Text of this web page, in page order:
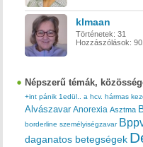
klmaan
Történetek: 31
Hozzászólások:
Népszerű témák,
+int pánik 1edül.. a hcv. hármas
Alvászavar Anorexia Asztma
borderline személyiségzavar
daganatos betegségek